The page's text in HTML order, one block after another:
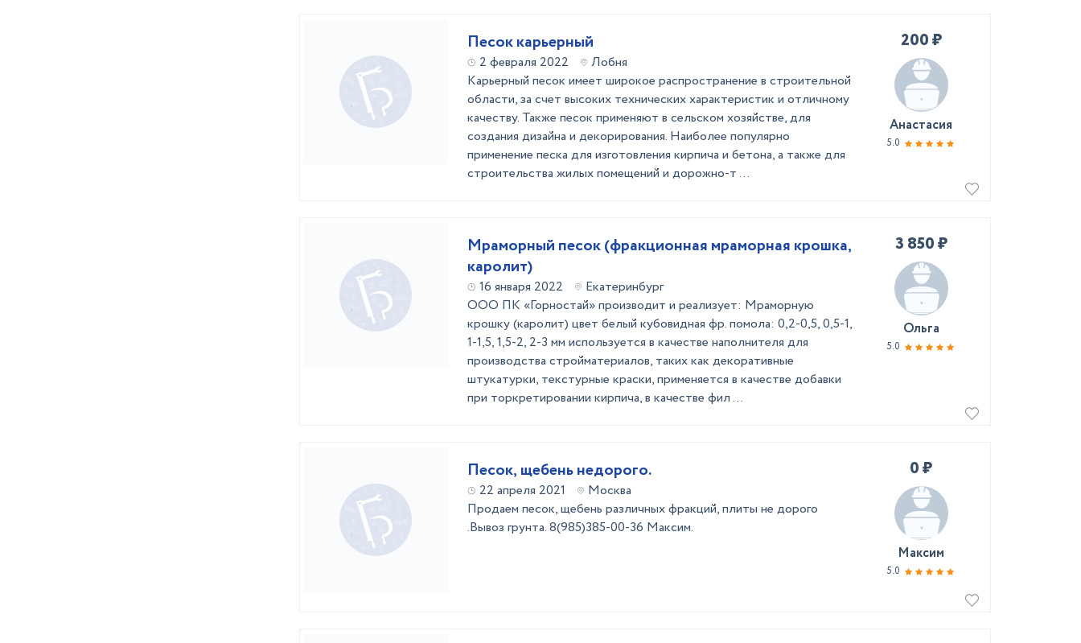
Песок карьерный
2 февраля 2022
Лобня
Карьерный песок имеет широкое распространение в строительной
области, за счет высоких технических характеристик и отличному
качеству. Также песок применяют в сельском хозяйстве, для
создания дизайна и декорирования. Наиболее популярно
применение песка для изготовления кирпича и бетона, а также для
строительства жилых помещений и дорожно-т ...
200 ₽
Анастасия
5.0
Мраморный песок (фракционная мраморная крошка,
каролит)
16 января 2022
Екатеринбург
ООО ПК «Горностай» производит и реализует: Мраморную
крошку (каролит) цвет белый кубовидная фр. помола: 0,2-0,5, 0,5-1,
1-1,5, 1,5-2, 2-3 мм используется в качестве наполнителя для
производства стройматериалов, таких как декоративные
штукатурки, текстурные краски, применяется в качестве добавки
при торкретировании кирпича, в качестве фил ...
3 850 ₽
Ольга
5.0
Песок, щебень недорого.
22 апреля 2021
Москва
Продаем песок, щебень различных фракций, плиты не дорого
.Вывоз грунта. 8(985)385-00-36 Максим.
0 ₽
Максим
5.0